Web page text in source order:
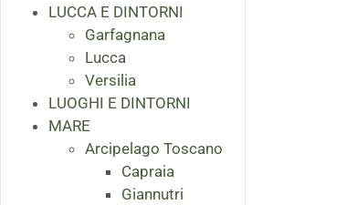
LUCCA E DINTORNI
Garfagnana
Lucca
Versilia
LUOGHI E DINTORNI
MARE
Arcipelago Toscano
Capraia
Giannutri